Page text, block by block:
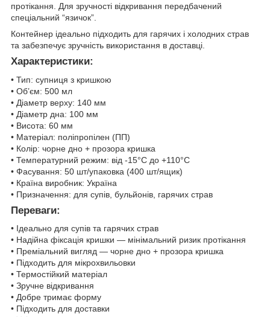
протікання. Для зручності відкривання передбачений
спеціальний “язичок”.
Контейнер ідеально підходить для гарячих і холодних страв
та забезпечує зручність використання в доставці.
Характеристики:
• Тип: супниця з кришкою
• Об’єм: 500 мл
• Діаметр верху: 140 мм
• Діаметр дна: 100 мм
• Висота: 60 мм
• Матеріал: поліпропілен (ПП)
• Колір: чорне дно + прозора кришка
• Температурний режим: від -15°C до +110°C
• Фасування: 50 шт/упаковка (400 шт/ящик)
• Країна виробник: Україна
• Призначення: для супів, бульйонів, гарячих страв
Переваги:
• Ідеально для супів та гарячих страв
• Надійна фіксація кришки — мінімальний ризик протікання
• Преміальний вигляд — чорне дно + прозора кришка
• Підходить для мікрохвильовки
• Термостійкий матеріал
• Зручне відкривання
• Добре тримає форму
• Підходить для доставки